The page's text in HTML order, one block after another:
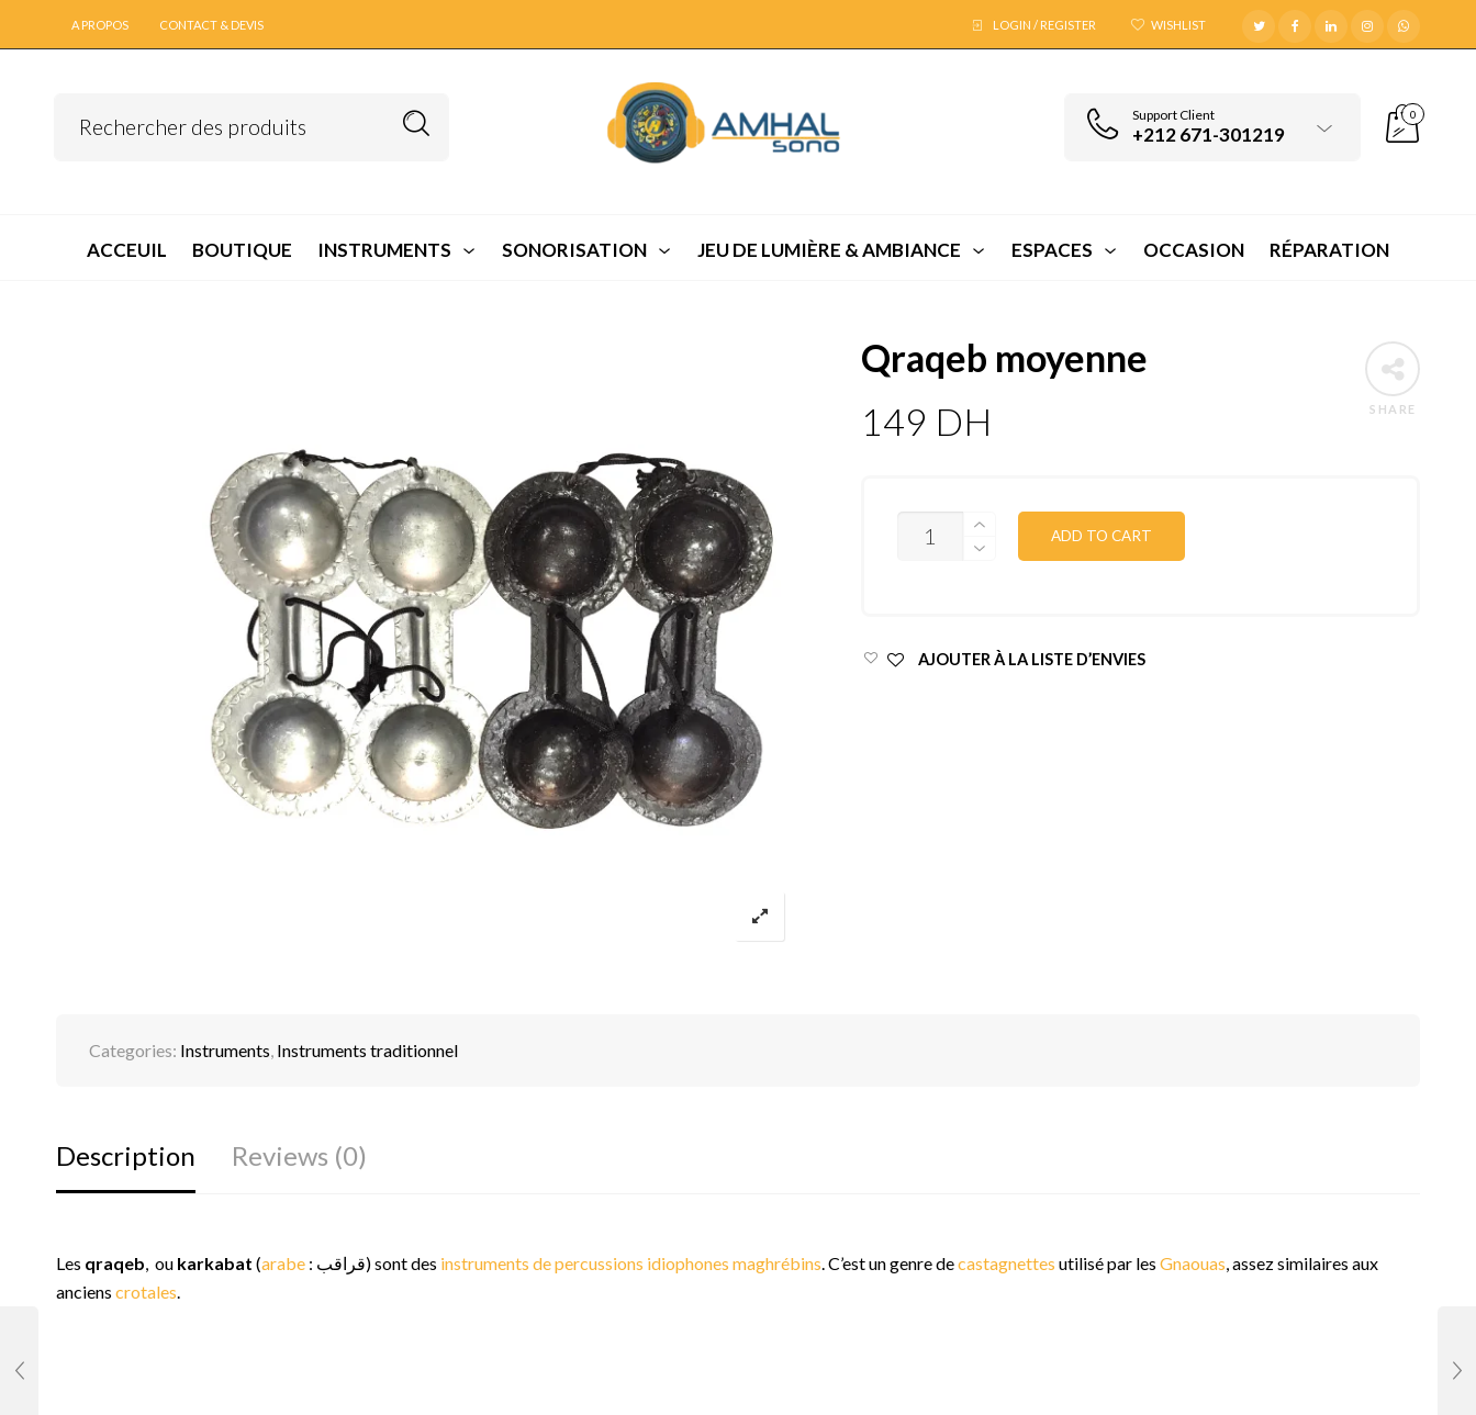
A PROPOS CONTACT & DEVIS LOGIN / REGISTER WISHLIST
Support Client
+212 671-301219
0
ACCEUIL BOUTIQUE INSTRUMENTS SONORISATION JEU DE LUMIÈRE & AMBIANCE ESPACES OCCASION RÉPARATION
SHARE
Qraqeb moyenne
149 DH
QUANTITY
ADD TO CART
AJOUTER À LA LISTE D’ENVIES
Categories: Instruments, Instruments traditionnel
Description Reviews (0)
Les qraqeb, ou karkabat (arabe: قراقب) sont des instruments de percussions idiophones maghrébins. C’est un genre decastagnettes utilisé par les Gnaouas, assez similaires aux
anciens crotales.